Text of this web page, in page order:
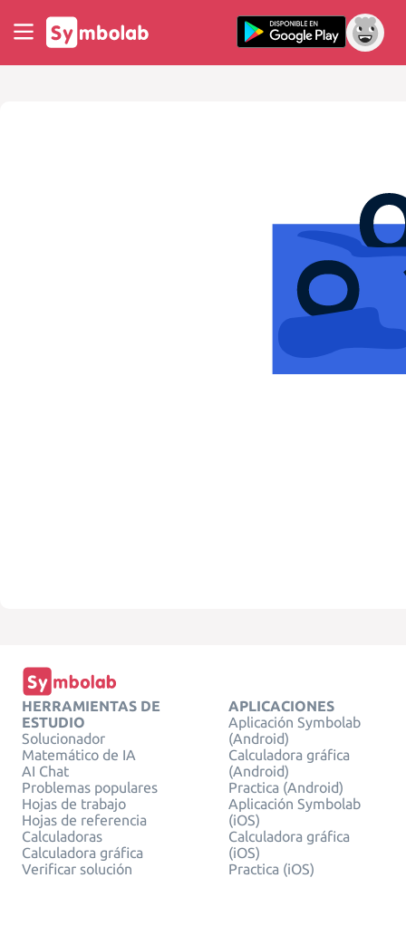
HERRAMIENTAS DE
ESTUDIO
Solucionador
Matemático de IA
AI Chat
Problemas populares
Hojas de trabajo
Hojas de referencia
Calculadoras
Calculadora gráfica
Verificar solución
APLICACIONES
Aplicación Symbolab
(Android)
Calculadora gráfica
(Android)
Practica (Android)
Aplicación Symbolab
(iOS)
Calculadora gráfica
(iOS)
Practica (iOS)